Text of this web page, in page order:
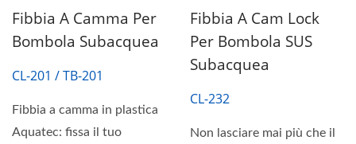
Fibbia A Camma Per
Bombola Subacquea
CL-201 / TB-201
Fibbia a camma in plastica
Aquatec: fissa il tuo
Fibbia A Cam Lock
Per Bombola SUS
Subacquea
CL-232
Non lasciare mai più che il